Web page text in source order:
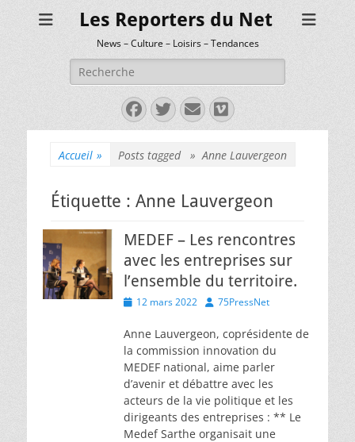
Les Reporters du Net
News – Culture – Loisirs – Tendances
Rechercher :
Facebook
Twitter
E-
mail
Vimeo
Accueil » Posts tagged »Anne Lauvergeon
Étiquette : Anne Lauvergeon
MEDEF – Les rencontres
avec les entreprises sur
l’ensemble du territoire.
Posted12 mars 2022 Author
75PressNet
Anne Lauvergeon, coprésidente de
la commission innovation du
MEDEF national, aime parler
d’avenir et débattre avec les
acteurs de la vie politique et les
dirigeants des entreprises : ** Le
Medef Sarthe organisait une